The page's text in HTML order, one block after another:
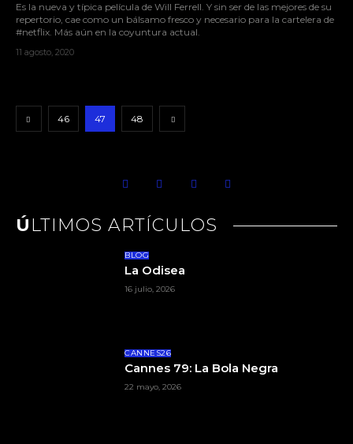
Es la nueva y típica película de Will Ferrell. Y sin ser de las mejores de su
repertorio, cae como un bálsamo fresco y necesario para la cartelera de
#netflix. Más aún en la coyuntura actual.
11 agosto, 2020
46 47 48
ÚLTIMOS ARTÍCULOS
BLOG
La Odisea
16 julio, 2026
CANNES26
Cannes 79: La Bola Negra
22 mayo, 2026